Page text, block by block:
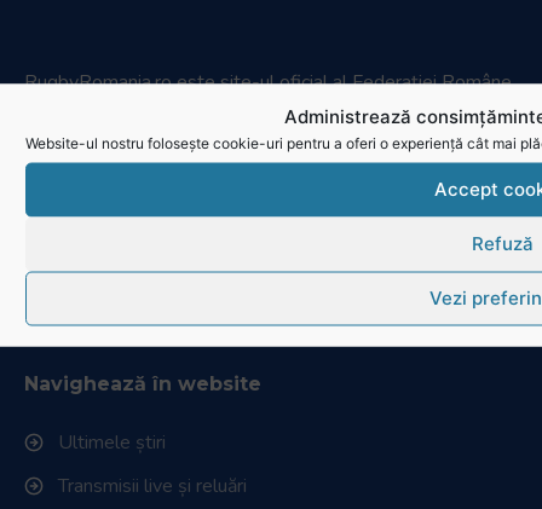
Administrează
Website-ul nostru folosește cookie-uri pentru a oferi o experiență cât mai
Accept
Refuză
Vezi
RugbyRomania.roeste site-ul oficial al Federației Române
Bd. Mărăști nr. 18-20, sector 1, București
Website realizat și întreținut deSINGA
Navighează în website
Ultimele știri
Transmisii live și reluări